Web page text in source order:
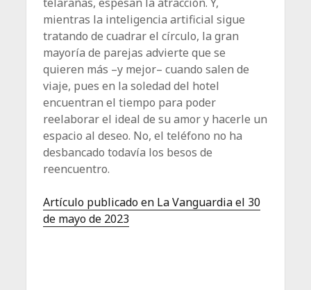
mientras la inteligencia artificial sigue
tratando de cuadrar el círculo, la gran
mayoría de parejas advierte que se
quieren más –y mejor– cuando salen de
viaje, pues en la soledad del hotel
encuentran el tiempo para poder
reelaborar el ideal de su amor y hacerle un
espacio al deseo. No, el teléfono no ha
desbancado todavía los besos de
reencuentro.
Artículo publicado en La Vanguardia el 30
de mayo de 2023